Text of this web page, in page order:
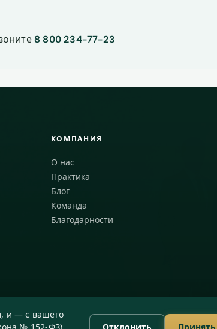
8 800 234-77-23
КОМПАНИЯ
О нас
Практика
Блог
Команда
Благодарности
и — с вашего